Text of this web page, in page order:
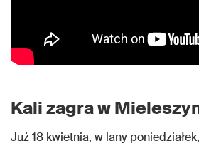
Kali zagra w
Już 18 kwietnia, w lany